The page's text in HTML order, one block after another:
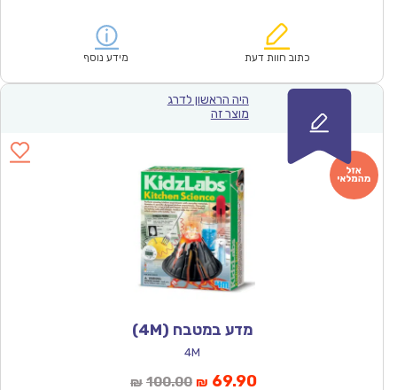
₪28.00.
הוא:
₪19.90.כתוב חוות דעת מידע נוסף
היה הראשון לדרג
מוצר זה
מדע במטבח (4M)
4M
₪ 100.00המחיר
₪ 69.90המחיר